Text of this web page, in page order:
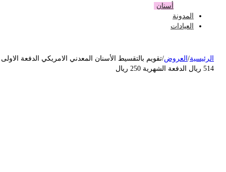
أسنان
المدونة
العيادات
/العروض تقويم بالتقسيط الأسنان المعدني الامريكي الدفعة الاولى